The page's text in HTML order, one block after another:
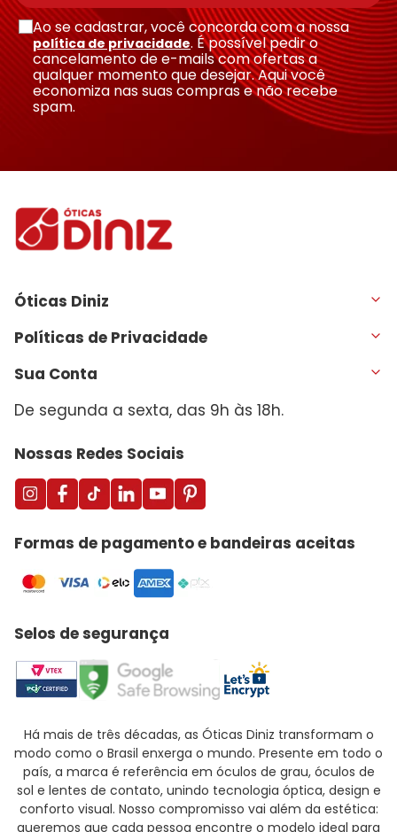
Ao se cadastrar, você concorda com a nossa
política de privacidade. É possível pedir o
cancelamento de e-mails com ofertas a
qualquer momento que desejar. Aqui você
economiza nas suas compras e não recebe
spam.
Óticas Diniz
Políticas de Privacidade
Sua Conta
De segunda a sexta, das 9h às 18h.
Nossas Redes Sociais
Formas de pagamento e bandeiras aceitas
Selos de segurança
Há mais de três décadas, as Óticas Diniz transformam o
modo como o Brasil enxerga o mundo. Presente em todo o
país, a marca é referência em óculos de grau, óculos de
sol e lentes de contato, unindo tecnologia óptica, design e
conforto visual. Nosso compromisso vai além da estética:
queremos que cada pessoa encontre o modelo ideal para